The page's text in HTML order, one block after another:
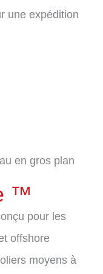
une expédition
™
pour les
offshore
moyens à